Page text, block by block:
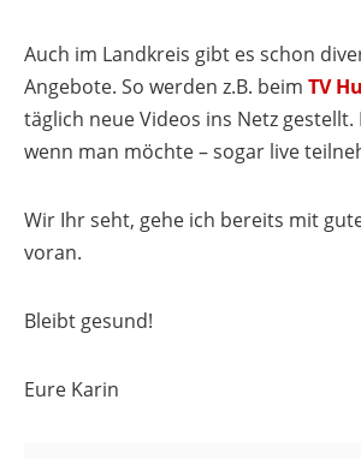
Auch im Landkreis gibt es schon
Angebote. So werden z.B. beim TV
täglich neue Videos ins Netz
wenn man möchte – sogar live
Wir Ihr seht, gehe ich bereits mit
voran.
Bleibt gesund!
Eure Karin